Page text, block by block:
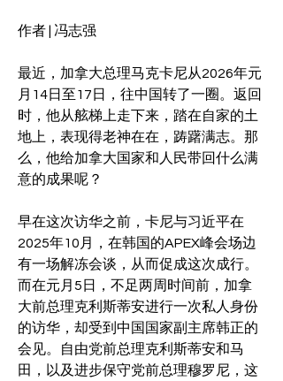
作者 | 冯志强
最近，加拿大总理马克卡尼从2026年元
月14日至17日，往中国转了一圈。返回
时，他从舷梯上走下来，踏在自家的土
地上，表现得老神在在，踌躇满志。那
么，他给加拿大国家和人民带回什么满
意的成果呢？
早在这次访华之前，卡尼与习近平在
2025年10月，在韩国的APEX峰会场边
有一场解冻会谈，从而促成这次成行。
而在元月5日，不足两周时间前，加拿
大前总理克利斯蒂安进行一次私人身份
的访华，却受到中国国家副主席韩正的
会见。自由党前总理克利斯蒂安和马
田，以及进步保守党前总理穆罗尼，这